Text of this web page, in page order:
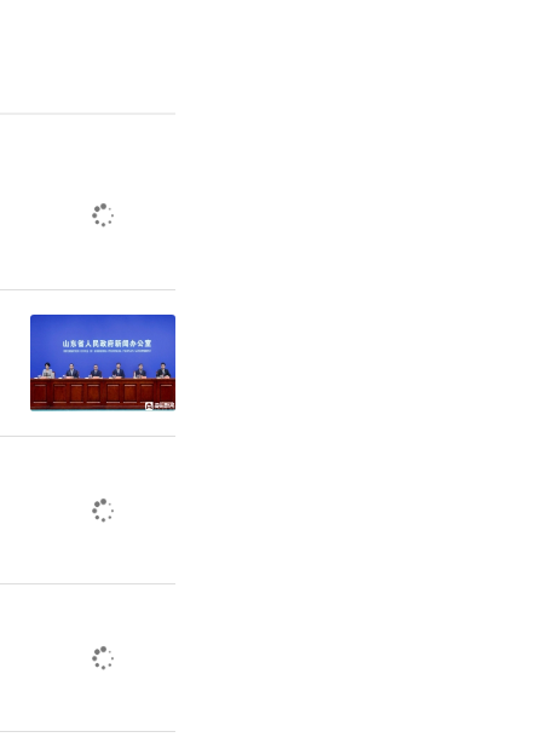
为自费
民医院
原成分
7月15日
，但之
我们将
州市越
示。